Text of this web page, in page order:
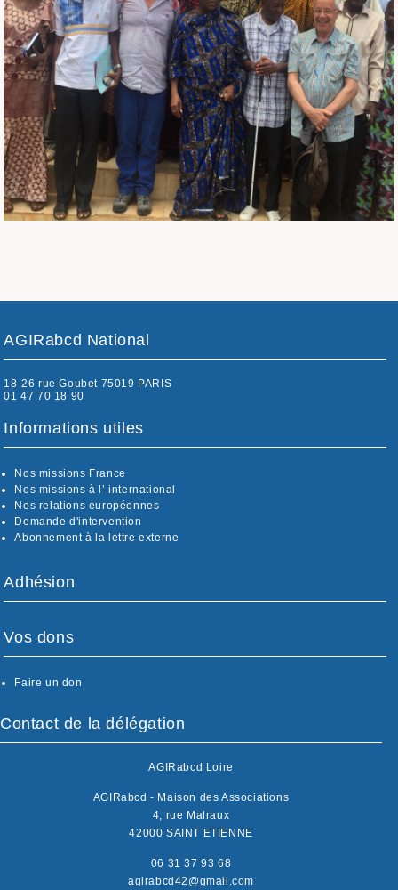
AGIRabcd National
18-26 rue Goubet 75019 PARIS
01 47 70 18 90
Informations utiles
Nos missions France
Nos missions à l’ international
Nos relations européennes
Demande d'intervention
Abonnement à la lettre externe
Adhésion
Vos dons
Faire un don
Contact de la délégation
AGIRabcd Loire
AGIRabcd - Maison des Associations
4, rue Malraux
42000 SAINT ETIENNE
06 31 37 93 68
agirabcd42@gmail.com